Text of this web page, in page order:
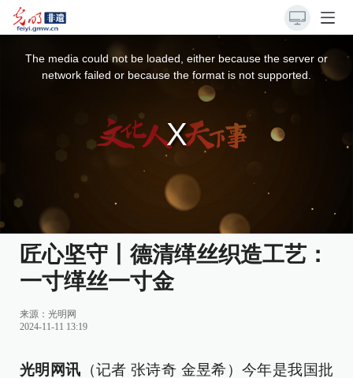
The media could not be loaded, either because the server or
network failed or because the format is not supported.
匠心坚守丨德清缂丝织造工艺：
一寸缂丝一寸金
来源： 光明网
2024-11-11 13:19
光明网讯 （记者 张诗奇 金昱希）今年是我国批